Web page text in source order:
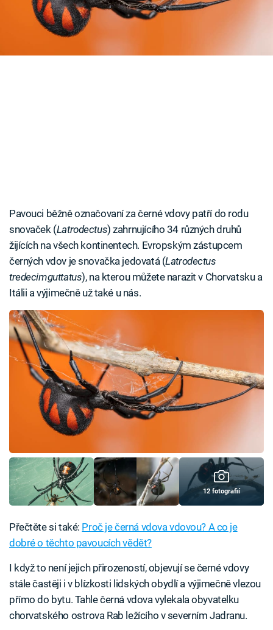
Časopis
Sledujte prima+
Pavouci běžně označovaní za černé vdovy patří do rodu
snovaček (Latrodectus) zahrnujícího 34 různých druhů
žijících na všech kontinentech. Evropským zástupcem
černých vdov je snovačka jedovatá (Latrodectus
tredecimguttatus), na kterou můžete narazit v Chorvatsku a
Itálii a výjimečně už také u nás.
12 fotografií
Přečtěte si také: Proč je černá vdova vdovou? A co je
dobré o těchto pavoucích vědět?
I když to není jejich přirozeností, objevují se černé vdovy
stále častěji i v blízkosti lidských obydlí a výjimečně vlezou
přímo do bytu. Tahle černá vdova vylekala obyvatelku
chorvatského ostrova Rab ležícího v severním Jadranu.